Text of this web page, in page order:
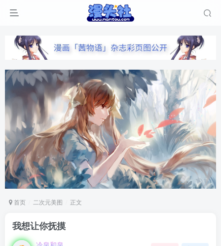
首页 二次元美图 正文
我想让你抚摸